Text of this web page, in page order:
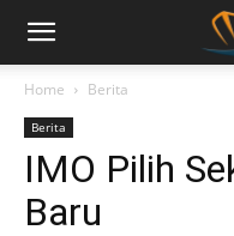
Home Berita
Berita
IMO Pilih
Baru